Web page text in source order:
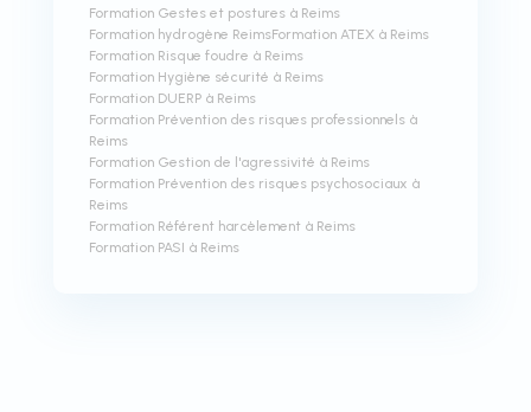
Formation Gestes et postures à Reims
Formation hydrogène ReimsFormation ATEX à Reims
Formation Risque foudre à Reims
Formation Hygiène sécurité à Reims
Formation DUERP à Reims
Formation Prévention des risques professionnels à
Reims
Formation Gestion de l'agressivité à Reims
Formation Prévention des risques psychosociaux à
Reims
Formation Référent harcèlement à Reims
Formation PASI à Reims